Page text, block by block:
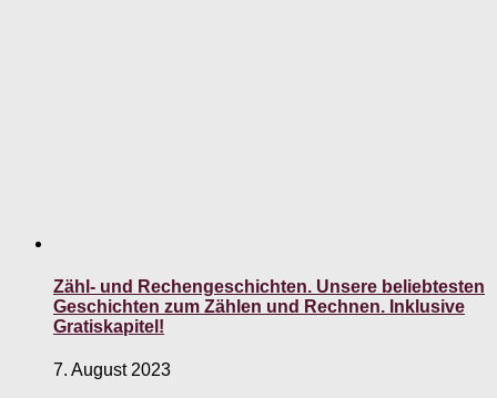
Zähl- und Rechengeschichten. Unsere beliebtesten
Geschichten zum Zählen und Rechnen. Inklusive
Gratiskapitel!
7. August 2023